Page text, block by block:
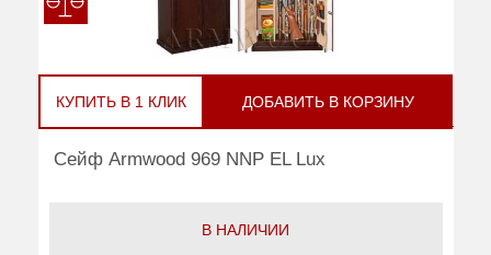
КУПИТЬ В 1 КЛИК ДОБАВИТЬ В КОРЗИНУ
Сейф Armwood 969 NNP EL Lux
В НАЛИЧИИ